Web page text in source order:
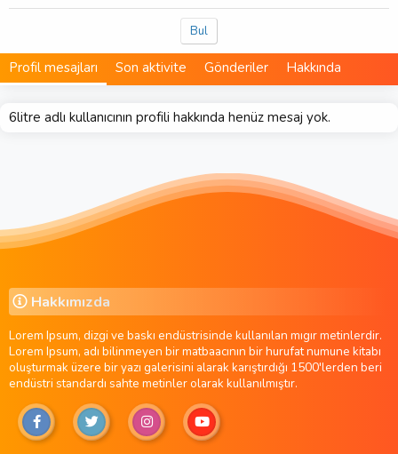
Bul
Profil mesajları Son aktivite Gönderiler Hakkında
6litre adlı kullanıcının profili hakkında henüz mesaj yok.
Hakkımızda
Lorem Ipsum, dizgi ve baskı endüstrisinde kullanılan mıgır metinlerdir.
Lorem Ipsum, adı bilinmeyen bir matbaacının bir hurufat numune kitabı
oluşturmak üzere bir yazı galerisini alarak karıştırdığı 1500'lerden beri
endüstri standardı sahte metinler olarak kullanılmıştır.